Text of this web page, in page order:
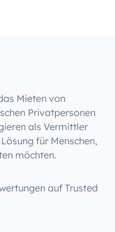
Mieten von
Privatpersonen
als Vermittler
für Menschen,
möchten.
auf Trusted